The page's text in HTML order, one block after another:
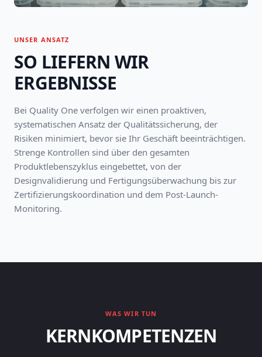
UNSER ANSATZ
SO LIEFERN WIR
ERGEBNISSE
Bei Quality One verfolgen wir einen proaktiven,
systematischen Ansatz der Qualitätssicherung, der
Risiken minimiert, bevor sie Ihr Geschäft beeinträchtigen.
Strenge Kontrollen sind über den gesamten
Produktlebenszyklus eingebettet, von der
Designvalidierung und Fertigungsüberwachung bis zur
Zertifizierungskoordination und dem Post-Launch-
Monitoring.
WAS WIR TUN
KERNKOMPETENZEN